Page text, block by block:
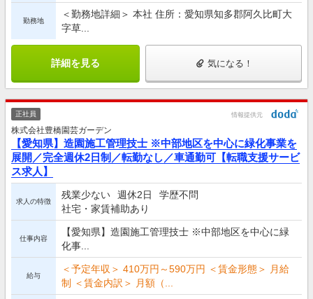
勤務地
＜勤務地詳細＞ 本社 住所：愛知県知多郡阿久比町大
字草...
詳細を見る 気になる！
正社員 情報提供元
株式会社豊橋園芸ガーデン
【愛知県】造園施工管理技士 ※中部地区を中心に緑化事業を
展開／完全週休2日制／転勤なし／車通勤可【転職支援サービ
ス求人】
求人の特徴
残業少ない 週休2日
学歴不問
社宅・家賃補助あり
仕事内容
【愛知県】造園施工管理技士 ※中部地区を中心に緑
化事...
給与
＜予定年収＞ 410万円～590万円 ＜賃金形態＞ 月給
制 ＜賃金内訳＞ 月額（...